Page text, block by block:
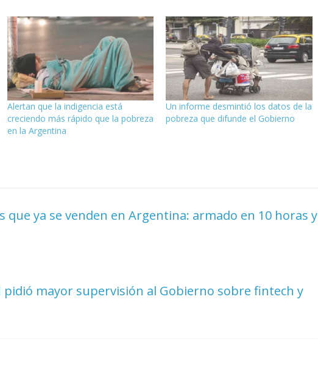
Alertan que la indigencia está
creciendo más rápido que la pobreza
en la Argentina
Un informe desmintió los datos de la
pobreza que difunde el Gobierno
que ya se venden en Argentina: armado en 10 horas y
pidió mayor supervisión al Gobierno sobre fintech y